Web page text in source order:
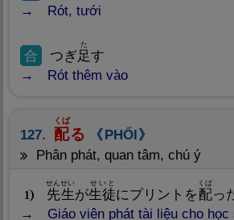
Rót, tưới
合 つぎ足
た
す
Rót thêm vào
127. 配
くば
る
PHỐI
phân phát, quan tâm, chú ý
1 先生
せんせい
が生徒
せいと
にプリントを 配
くば
っ
Giáo viên phát tài liệu cho học